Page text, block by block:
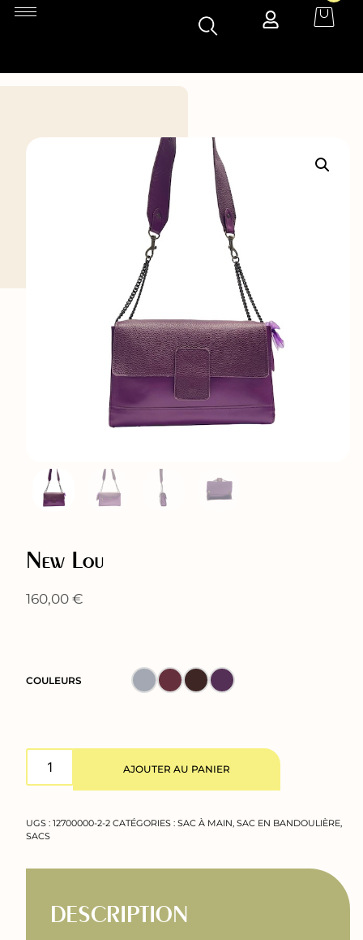
New Lou
160,00€
COULEURS
AJOUTER AU PANIER
UGS :12700000-2-2 CATÉGORIES :SAC À MAIN,SAC EN BANDOULIÈRE,
SACS
DESCRIPTION